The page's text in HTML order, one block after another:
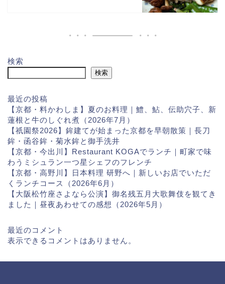
検索
検索
最近の投稿
【京都・料かわしま】夏のお料理｜鱧、鮎、伝助穴子、新
蓮根と牛のしぐれ煮（2026年7月）
【祇園祭2026】鉾建てが始まった京都を早朝散策｜長刀
鉾・函谷鉾・菊水鉾と御手洗井
【京都・今出川】Restaurant KOGAでランチ｜町家で味
わうミシュラン一つ星シェフのフレンチ
【京都・高野川】日本料理 研野へ｜新しいお店でいただ
くランチコース（2026年6月）
【大阪松竹座さよなら公演】御名残五月大歌舞伎を観てき
ました｜昼夜あわせての感想（2026年5月）
最近のコメント
表示できるコメントはありません。